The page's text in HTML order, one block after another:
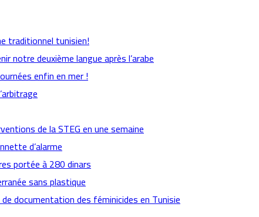
traditionnel tunisien!
notre deuxième langue après l’arabe
enfin en mer !
de la STEG en une semaine
d’alarme
portée à 280 dinars
sans plastique
documentation des féminicides en Tunisie